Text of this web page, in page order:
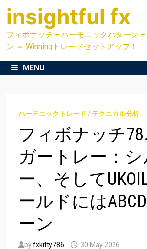
Skip
content
insightful fx
フィボナッチ + ハーモニックパターン
ン ＝ Winningトレードセットアップ！
MENU
ハーモニックトレード / テクニカル分析
フィボナッチ
ガートレー：
ー、そして
ールドには
ーン
byfxkitty786 30 May 2026